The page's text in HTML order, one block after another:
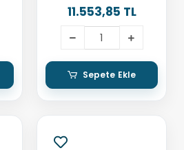
11.553,85 TL
Sepete Ekle